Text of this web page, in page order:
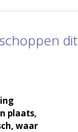
dit
plaats,
waar